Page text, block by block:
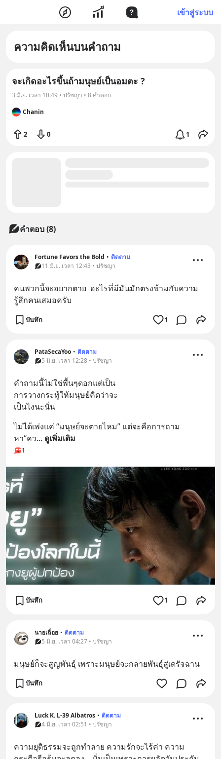
เข้าสู่ระบบ
ความคิดเห็นบนคำถาม
จะเกิดอะไรขึ้นถ้ามนุษย์เป็นอมตะ ?
3 มิ.ย. เวลา 10:49 • ปรัชญา • 8 คำตอบ
Chanin
2 0 1
คำตอบ (8)
Fortune Favors the Bold • ติดตาม
11 มิ.ย. เวลา 12:43 • ปรัชญา
คนพวกนี้จะอยากตาย  อะไรที่มีมันมักตรงข้ามกับความ
รู้สึกคนเสมอครับ
บันทึก 1
PataSecaYoo • ติดตาม
5 มิ.ย. เวลา 12:28 • ปรัชญา
คำถามนี้ไม่ใช่พื้นๆดอกแต่เป็น
การวางกระทู้ให้มนุษย์คิดว่าจะ
เป็นไงนะนั่น
ไม่ได้เพ่งแค่ “มนุษย์จะตายไหม” แต่จะคือการถาม
หา“คว... ดูเพิ่มเติม
1
บันทึก 1
นายเฉื่อย • ติดตาม
5 มิ.ย. เวลา 04:27 • ปรัชญา
มนุษย์ก็จะสูญพันธุ์ เพราะมนุษย์จะกลายพันธุ์สู่เดรัจฉาน
บันทึก
Luck K. L-39 Albatros • ติดตาม
4 มิ.ย. เวลา 02:51 • ปรัชญา
ความยุติธรรมจะถูกทำลาย ความรักจะไร้ค่า ความ